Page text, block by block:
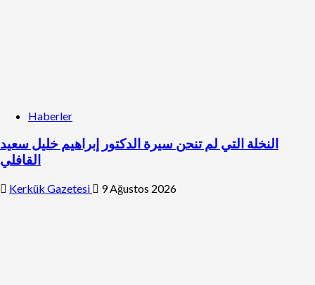
Haberler
النخلة التي لم تنحن سيرة الدكتور إبراهيم خليل سعيد
القافلي
Kerkük Gazetesi 9 Ağustos 2026